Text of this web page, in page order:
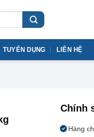
TUYỂN DỤNG LIÊN HỆ
Chính
Hàng